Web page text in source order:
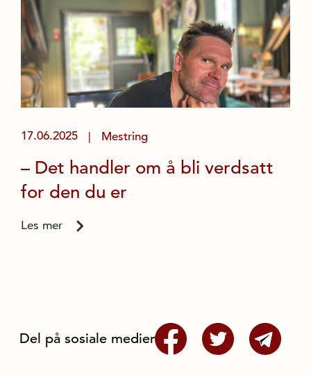
17.06.2025 Mestring
– Det handler om å bli verdsatt
for den du er
Les mer
Del på sosiale medier